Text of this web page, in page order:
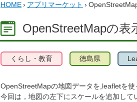
HOME› アプリマーケット ›
OpenStreetMapの表
くらし・教育 徳島県
OpenStreetMapの地図データを,leafletを使
今回は，地図の左下にスケールを追加して